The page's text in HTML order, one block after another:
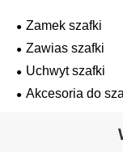
Zamek szafki
Zawias szafki
Uchwyt szafki
Akcesoria do